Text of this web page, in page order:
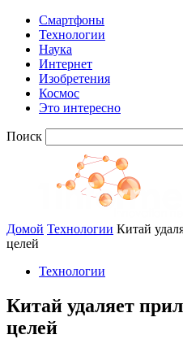
Смартфоны
Технологии
Наука
Интернет
Изобретения
Космос
Это интересно
Поиск
Домой Технологии Китай
целей
Технологии
Китай удаляет
целей